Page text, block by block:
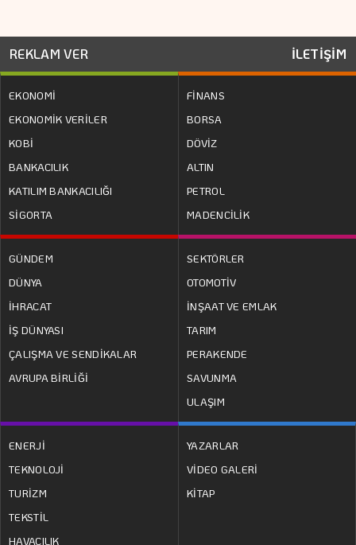
REKLAM VER İLETİŞİM
EKONOMİ
EKONOMİK VERİLER
KOBİ
BANKACILIK
KATILIM BANKACILIĞI
SİGORTA
FİNANS
BORSA
DÖVİZ
ALTIN
PETROL
MADENCİLİK
GÜNDEM
DÜNYA
İHRACAT
İŞ DÜNYASI
ÇALIŞMA VE SENDİKALAR
AVRUPA BİRLİĞİ
SEKTÖRLER
OTOMOTİV
İNŞAAT VE EMLAK
TARIM
PERAKENDE
SAVUNMA
ULAŞIM
ENERJİ
TEKNOLOJİ
TURİZM
TEKSTİL
HAVACILIK
YAZARLAR
VİDEO GALERİ
KİTAP